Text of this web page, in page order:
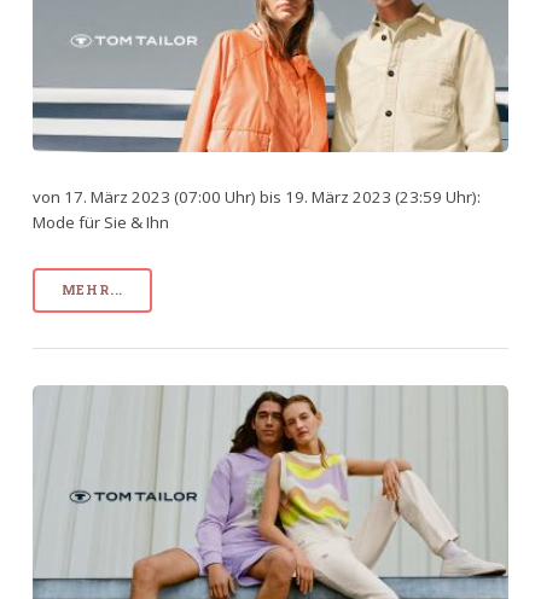
von 17. März 2023 (07:00 Uhr) bis 19. März 2023 (23:59 Uhr):
Mode für Sie & Ihn
MEHR...